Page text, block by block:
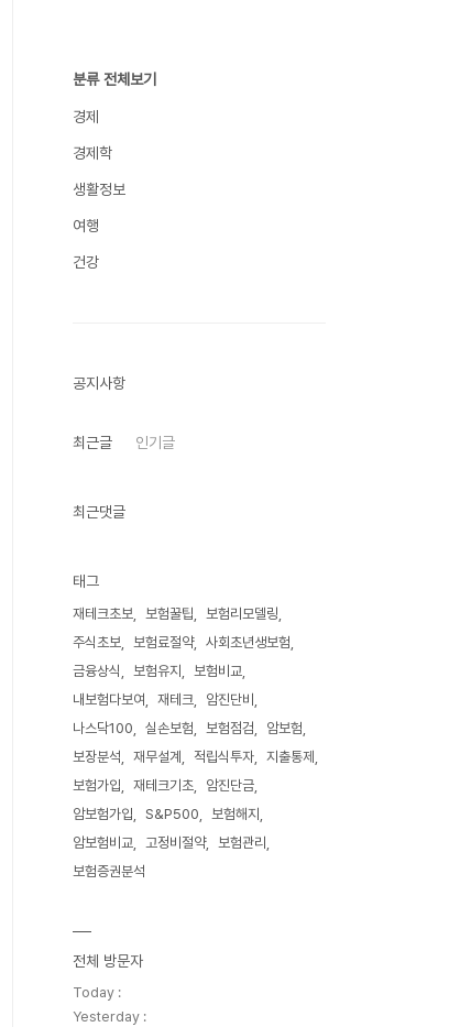
분류 전체보기
경제
경제학
생활정보
여행
건강
공지사항
최근글 인기글
최근댓글
태그
재테크초보 보험꿀팁
보험리모델링
주식초보
보험료절약
사회초년생보험
금융상식
보험유지
보험비교
내보험다보여
재테크
암진단비
나스닥100
실손보험 보험점검
암보험
보장분석
재무설계 적립식투자
지출통제
보험가입
재테크기초
암진단금
암보험가입
S&P500
보험해지
암보험비교
고정비절약
보험관리
보험증권분석
전체 방문자
Today :
Yesterday :